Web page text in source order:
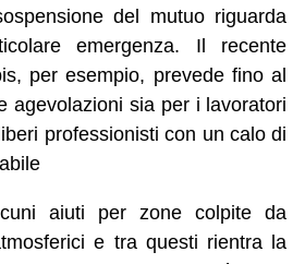
del mutuo riguarda
emergenza. Il recente
per esempio, prevede fino al
agevolazioni sia per i lavoratori
professionisti con un calo di
aiuti per zone colpite da
e tra questi rientra la